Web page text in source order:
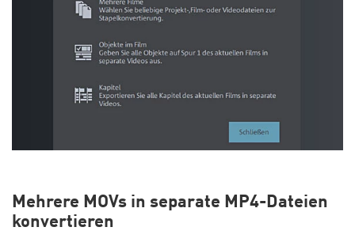
Mehrere MOVs in separate MP4-Dateien
konvertieren